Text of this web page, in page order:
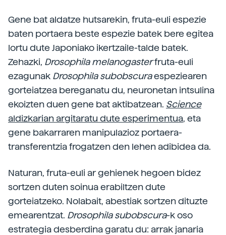
Gene bat aldatze hutsarekin, fruta-euli espezie
baten portaera beste espezie batek bere egitea
lortu dute Japoniako ikertzaile-talde batek.
Zehazki, Drosophila melanogasterfruta-euli
ezagunak Drosophila subobscuraespeziearen
gorteiatzea bereganatu du, neuronetan intsulina
ekoizten duen gene bat aktibatzean. Science
aldizkarian argitaratu dute esperimentua, eta
gene bakarraren manipulazioz portaera-
transferentzia frogatzen den lehen adibidea da.
Naturan, fruta-euli ar gehienek hegoen bidez
sortzen duten soinua erabiltzen dute
gorteiatzeko. Nolabait, abestiak sortzen dituzte
emearentzat. Drosophila subobscura-k oso
estrategia desberdina garatu du: arrak janaria